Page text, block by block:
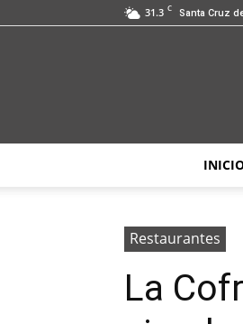
31.3 C Santa Cruz
Restaurantes
La